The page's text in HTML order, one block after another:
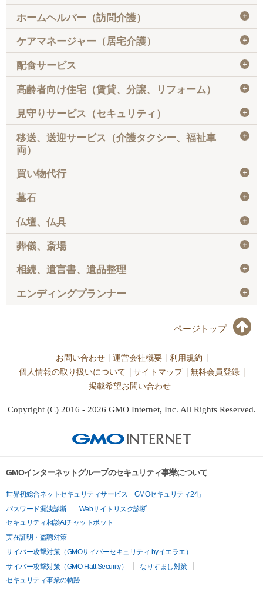
ホームヘルパー（訪問介護） ＋
ケアマネージャー（居宅介護） ＋
配食サービス ＋
高齢者向け住宅（賃貸、分譲、リフォーム） ＋
見守りサービス（セキュリティ） ＋
移送、送迎サービス（介護タクシー、福祉車
両）
＋
買い物代行 ＋
墓石 ＋
仏壇、仏具 ＋
葬儀、斎場 ＋
相続、遺言書、遺品整理 ＋
エンディングプランナー ＋
ページトップ
お問い合わせ 運営会社概要
利用規約
個人情報の取り扱いについて
サイトマップ
無料会員登録
掲載希望お問い合わせ
Copyright (C) 2016 - 2026 GMO Internet, Inc. All Rights Reserved.
GMOインターネットグループのセキュリティ事業について
世界初総合ネットセキュリティサービス「GMOセキュリティ24」
パスワード漏洩診断
Webサイトリスク診断
セキュリティ相談AIチャットボット
実在証明・盗聴対策
サイバー攻撃対策（GMOサイバーセキュリティ byイエラエ）
サイバー攻撃対策（GMO Flatt Security）
なりすまし対策
セキュリティ事業の軌跡